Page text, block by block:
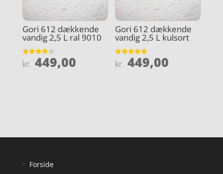
Gori 612 dækkende
vandig 2,5 L ral 9010
Vurderet
3.9
kr. 449,00
Gori 612 dækkende
vandig 2,5 L kulsort
Vurderet
4.7
kr. 449,00
Forside